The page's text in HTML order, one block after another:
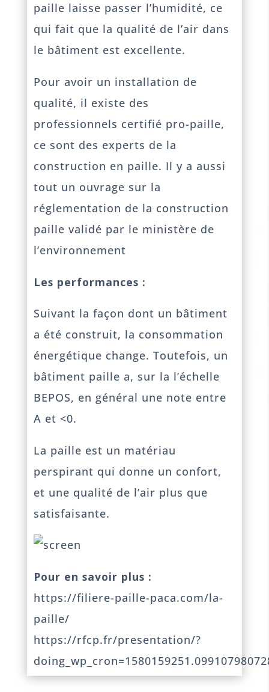
paille laisse passer l’humidité, ce
qui fait que la qualité de l’air dans
le bâtiment est excellente.
Pour avoir un installation de
qualité, il existe des
professionnels certifié pro-paille,
ce sont des experts de la
construction en paille. Il y a aussi
tout un ouvrage sur la
réglementation de la construction
paille validé par le ministère de
l’environnement
Les performances :
Suivant la façon dont un bâtiment
a été construit, la consommation
énergétique change. Toutefois, un
bâtiment paille a, sur la l’échelle
BEPOS, en général une note entre
A et <0.
La paille est un matériau
perspirant qui donne un confort,
et une qualité de l’air plus que
satisfaisante.
Pour en savoir plus :
https://filiere-paille-paca.com/la-
paille/
https://rfcp.fr/presentation/?